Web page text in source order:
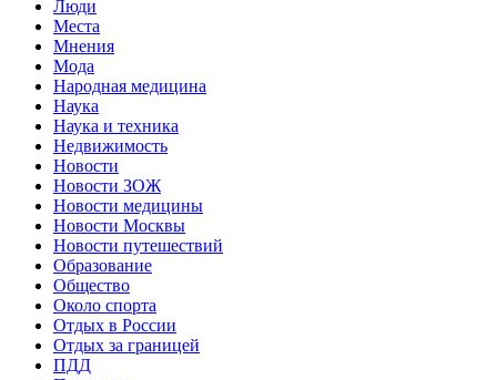
Люди
Места
Мнения
Мода
Народная медицина
Наука
Наука и техника
Недвижимость
Новости
Новости ЗОЖ
Новости медицины
Новости Москвы
Новости путешествий
Образование
Общество
Около спорта
Отдых в России
Отдых за границей
ПДД